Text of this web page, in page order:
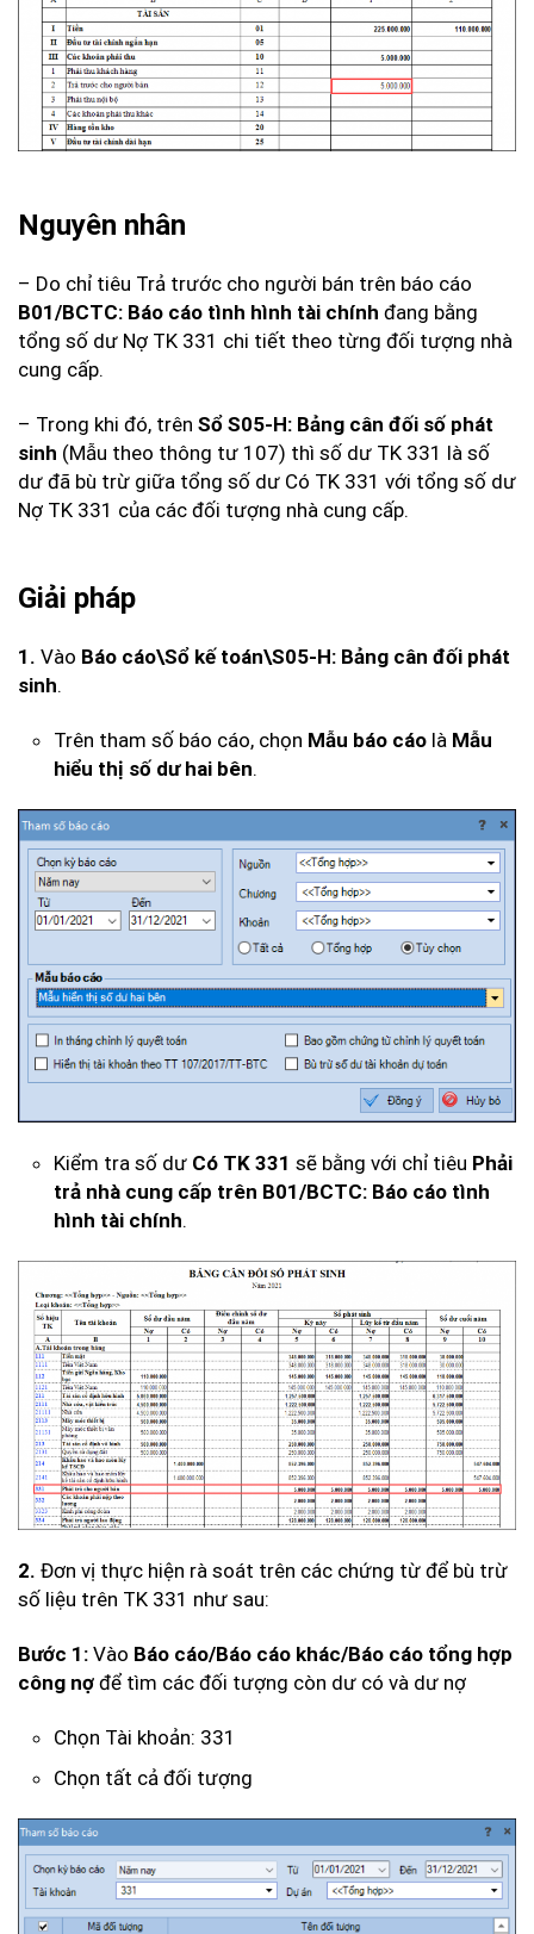
Nguyên nhân
– Do chỉ tiêu Trả trước cho người bán trên báo cáo
B01/BCTC: Báo cáo tình hình tài chính đang bằng
tổng số dư Nợ TK 331 chi tiết theo từng đối tượng nhà
cung cấp.
– Trong khi đó, trên Sổ S05-H: Bảng cân đối số phát
sinh (Mẫu theo thông tư 107) thì số dư TK 331 là số
dư đã bù trừ giữa tổng số dư Có TK 331 với tổng số dư
Nợ TK 331 của các đối tượng nhà cung cấp.
Giải pháp
1. Vào Báo cáo\Sổ kế toán\S05-H: Bảng cân đối phát
sinh.
Trên tham số báo cáo, chọn Mẫu báo cáo là Mẫu
hiểu thị số dư hai bên.
Kiểm tra số dư Có TK 331 sẽ bằng với chỉ tiêu Phải
trả nhà cung cấp trên B01/BCTC: Báo cáo tình
hình tài chính.
2. Đơn vị thực hiện rà soát trên các chứng từ để bù trừ
số liệu trên TK 331 như sau:
Bước 1: Vào Báo cáo/Báo cáo khác/Báo cáo tổng hợp
công nợ để tìm các đối tượng còn dư có và dư nợ
Chọn Tài khoản: 331
Chọn tất cả đối tượng